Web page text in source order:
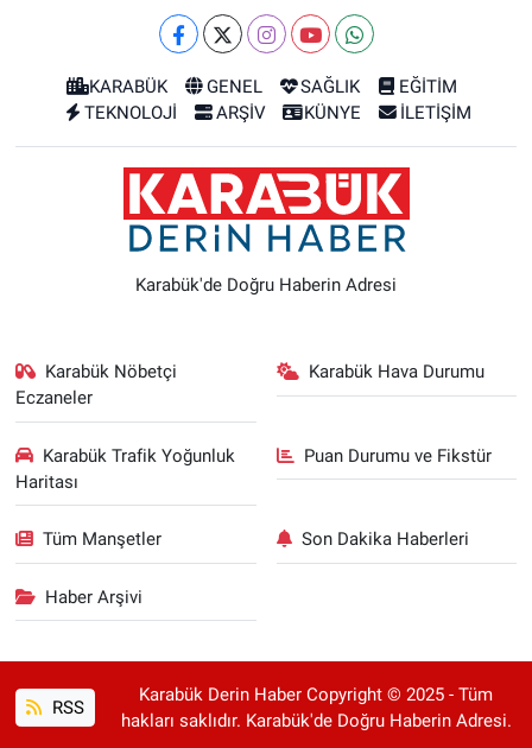
KARABÜK GENEL SAĞLIK
EĞİTİM
TEKNOLOJİ
ARŞİV KÜNYE İLETİŞİM
Karabük'de Doğru Haberin Adresi
Karabük Nöbetçi
Eczaneler
Karabük Hava Durumu
Karabük Trafik Yoğunluk
Haritası
Puan Durumu ve Fikstür
Tüm Manşetler Son Dakika Haberleri
Haber Arşivi
RSS
Karabük Derin Haber Copyright © 2025 - Tüm
hakları saklıdır. Karabük'de Doğru Haberin Adresi.